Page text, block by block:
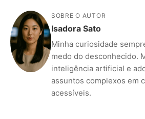
SOBRE O AUTOR
Isadora Sato
Minha curiosidade
medo do desconhecido.
inteligência artificial e
assuntos complexos em
acessíveis.